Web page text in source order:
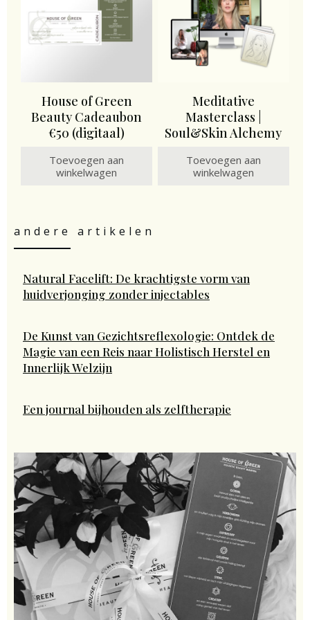
House of Green
Beauty Cadeaubon
€50 (digitaal)
Toevoegen aan
winkelwagen
Meditative
Masterclass |
Soul&Skin Alchemy
Toevoegen aan
winkelwagen
andere artikelen
Natural Facelift: De krachtigste vorm van
huidverjonging zonder injectables
De Kunst van Gezichtsreflexologie: Ontdek de
Magie van een Reis naar Holistisch Herstel en
Innerlijk Welzijn
Een journal bijhouden als zelftherapie